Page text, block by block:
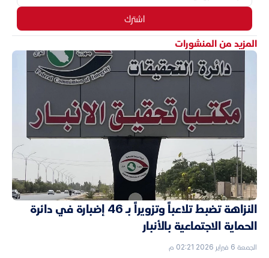
اشترك
المزيد من المنشورات
النزاهة تضبط تلاعباً وتزويراً بـ 46 إضبارة في دائرة
الحماية الاجتماعية بالأنبار
الجمعة 6 فبراير 2026 02:21 م